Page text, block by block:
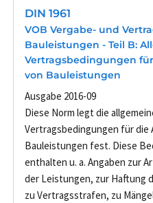
DIN 1961
VOB Vergabe- und
Bauleistungen - Teil B:
Vertragsbedingungen
von Bauleistungen
Ausgabe 2016-09
Diese Norm legt die
Vertragsbedingungen für die
Bauleistungen fest. Diese
enthalten u. a. Angaben zur
der Leistungen, zur Haftung
zu Vertragsstrafen, zu